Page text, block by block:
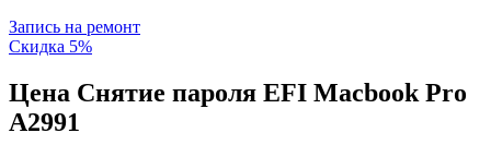
Запись на ремонт
Скидка 5%
Цена Снятие пароля EFI Macbook Pro
A2991